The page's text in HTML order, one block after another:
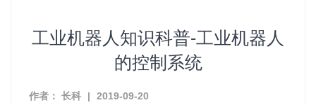
工业机器人知识科普-工业机器人
的控制系统
作者： 长科 | 2019-09-20